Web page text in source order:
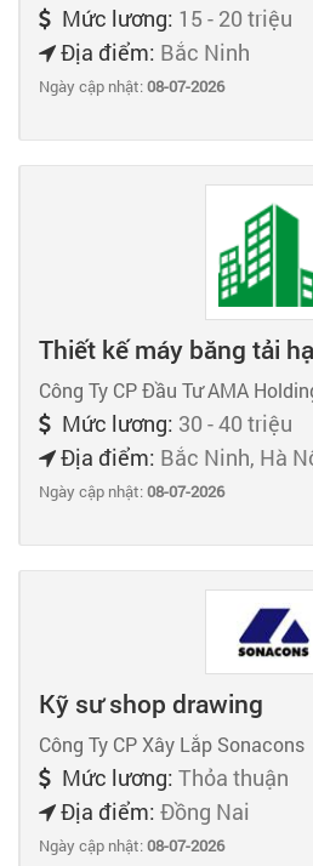
Mức lương: 15 - 20 triệu
Địa điểm: Bắc Ninh
Ngày cập nhật:08-07-2026
Thiết kế máy băng tải
Công Ty CP Đầu Tư AMA
Mức lương: 30 - 40 triệu
Địa điểm: Bắc Ninh, Hà
Ngày cập nhật:08-07-2026
Kỹ sư shop drawing
Công Ty CP Xây Lắp Sonacons
Mức lương: Thỏa thuận
Địa điểm: Đồng Nai
Ngày cập nhật:08-07-2026